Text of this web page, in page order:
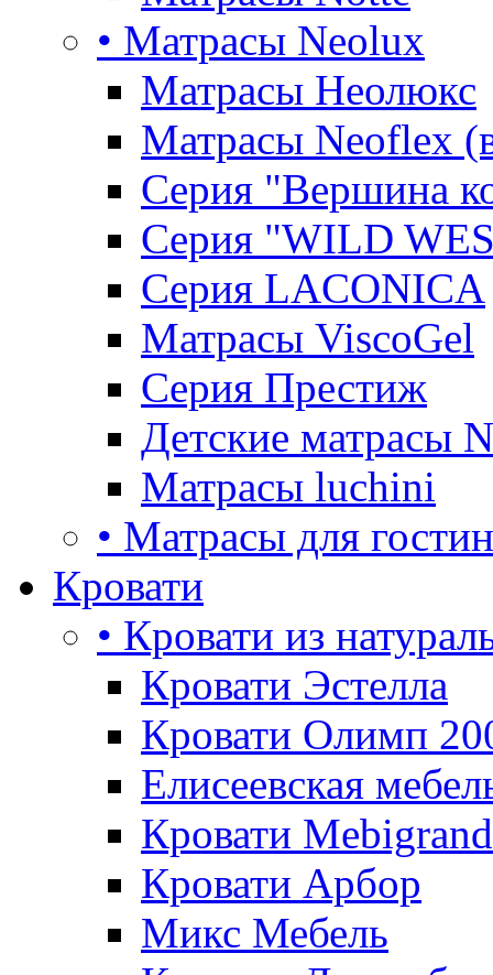
• Матрасы Neolux
Матрасы Неолюкс
Матрасы Neoflex
Серия "Вершина
Серия "WILD
Серия LACONICA
Матрасы ViscoGel
Серия Престиж
Детские матрасы
Матрасы luchini
• Матрасы для
Кровати
• Кровати из
Кровати Эстелла
Кровати Олимп
Елисеевская
Кровати Mebigrand
Кровати Арбор
Микс Мебель